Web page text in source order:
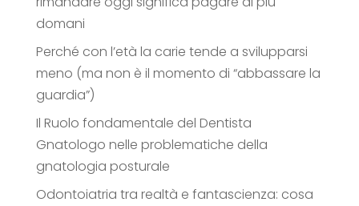
domani
Perché con l’età la carie tende a svilupparsi
meno (ma non è il momento di “abbassare la
guardia”)
Il Ruolo fondamentale del Dentista
Gnatologo nelle problematiche della
gnatologia posturale
Odontoiatria tra realtà e fantascienza: cosa